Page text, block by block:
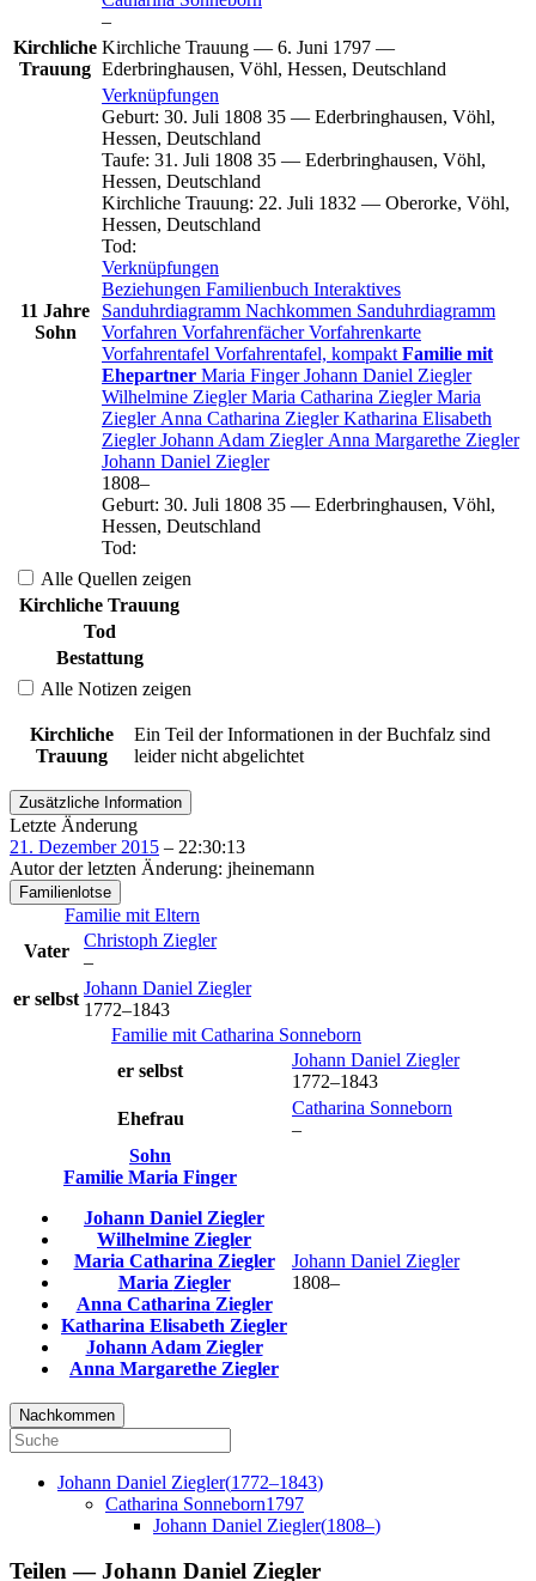
–
Kirchliche
Trauung
Kirchliche Trauung — 6. Juni 1797 —
Ederbringhausen, Vöhl, Hessen, Deutschland
11 Jahre
Sohn
Verknüpfungen
Geburt: 30. Juli 1808 35 — Ederbringhausen, Vöhl,
Hessen, Deutschland
Taufe: 31. Juli 1808 35 — Ederbringhausen, Vöhl,
Hessen, Deutschland
Kirchliche Trauung: 22. Juli 1832 — Oberorke, Vöhl,
Hessen, Deutschland
Tod:
Verknüpfungen
Beziehungen Familienbuch Interaktives
Sanduhrdiagramm Nachkommen Sanduhrdiagramm
Vorfahren VorfahrenfächerVorfahrenkarte
Vorfahrentafel Vorfahrentafel, kompakt Familie mit
Ehepartner Maria Finger Johann Daniel Ziegler
Wilhelmine Ziegler Maria Catharina Ziegler Maria
Ziegler Anna Catharina Ziegler Katharina Elisabeth
Ziegler Johann Adam Ziegler Anna Margarethe Ziegler
Johann Daniel Ziegler
1808–
Geburt: 30. Juli 1808 35 — Ederbringhausen, Vöhl,
Hessen, Deutschland
Tod:
Alle Quellen zeigen
Kirchliche Trauung
Tod
Bestattung
Alle Notizen zeigen
Kirchliche
Trauung
Ein Teil der Informationen in der Buchfalz sind
leider nicht abgelichtet
Zusätzliche Information
Letzte Änderung
21. Dezember 2015 – 22:30:13
Autor der letzten Änderung: jheinemann
Familienlotse
Familie mit Eltern
Vater
Christoph Ziegler
–
er selbst
Johann Daniel Ziegler
1772–1843
Familie mit Catharina Sonneborn
er selbst
Johann Daniel Ziegler
1772–1843
Ehefrau
Catharina Sonneborn
–
Sohn
Familie Maria Finger
Johann Daniel Ziegler
Wilhelmine Ziegler
Maria Catharina Ziegler
Maria Ziegler
Anna Catharina Ziegler
Katharina Elisabeth Ziegler
Johann Adam Ziegler
Anna Margarethe Ziegler
Johann Daniel Ziegler
1808–
Nachkommen
Johann Daniel Ziegler(1772–1843)
Catharina Sonneborn1797
Johann Daniel Ziegler(1808–)
Teilen —Johann Daniel Ziegler